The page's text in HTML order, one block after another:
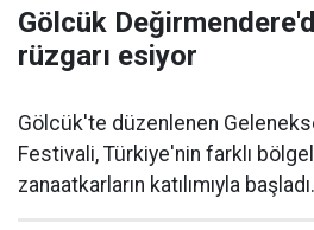
Gölcük
rüzgarı esiyor
Gölcük'te düzenlenen
Festivali, Türkiye'nin farklı
zanaatkarların katılımıyla başladı.